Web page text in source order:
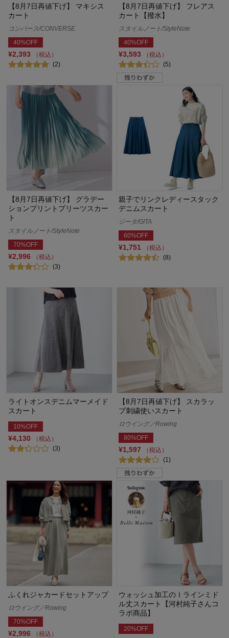
【8月7日再値下げ】 マキシス
カート
コンバース/CONVERSE
40%OFF
¥2,393
（税込）
(2)
【8月7日再値下げ】 フレアス
カート【撥水】
スタイルノート/StyleNote
40%OFF
¥3,593
（税込）
(5)
【8月7日再値下げ】 グラデー
ションプリントプリーツスカー
ト
スタイルノート/StyleNote
70%OFF
¥2,996
（税込）
(3)
親子でリンクレディースタック
デニムスカート
ジータ/GITA
60%OFF
¥1,751
（税込）
(8)
ライトオンスデニムマーメイド
スカート
10%OFF
¥4,130
（税込）
(3)
【8月7日再値下げ】 スカラッ
プ刺繍使いスカート
ロウイング／Rowing
80%OFF
¥1,597
（税込）
(1)
ふくれジャカードセットアップ
ロウイング／Rowing
70%OFF
¥2,996 （税込）
ウォッシュ加工のＩラインミド
ル丈スカート【河村純子さんコ
ラボ商品】
20%OFF